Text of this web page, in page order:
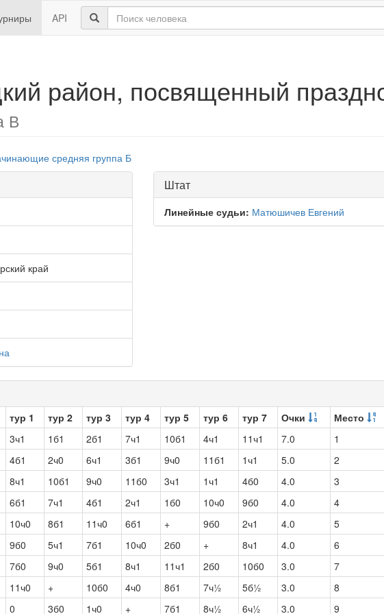
API
район, посвященный
В
средняя группа Б
край
Штат
Линейные судьи: Матюшичев Евгений
тур 1 тур 2 тур 3 тур 4 тур 5 тур 6 тур 7 Очки Место
3ч1 1б1 2б1 7ч1 10б1 4ч1 11ч1 7.0 1
4б1 2ч0 6ч1 3б1 9ч0 11б1 1ч1 5.0 2
8ч1 10б1 9ч0 11б0 3ч1 1ч1 4б0 4.0 3
6б1 7ч1 4б1 2ч1 1б0 10ч0 9б0 4.0 4
10ч0 8б1 11ч0 6б1 + 9б0 2ч1 4.0 5
9б0 5ч1 7б1 10ч0 2б0 + 8ч1 4.0 6
7б0 9ч0 5б1 8ч1 11ч1 2б0 10б0 3.0 7
11ч0 + 10б0 4ч0 8б1 7ч½ 5б½ 3.0 8
0 3б0 1ч0 + 7б1 8ч½ 6ч½ 3.0 9